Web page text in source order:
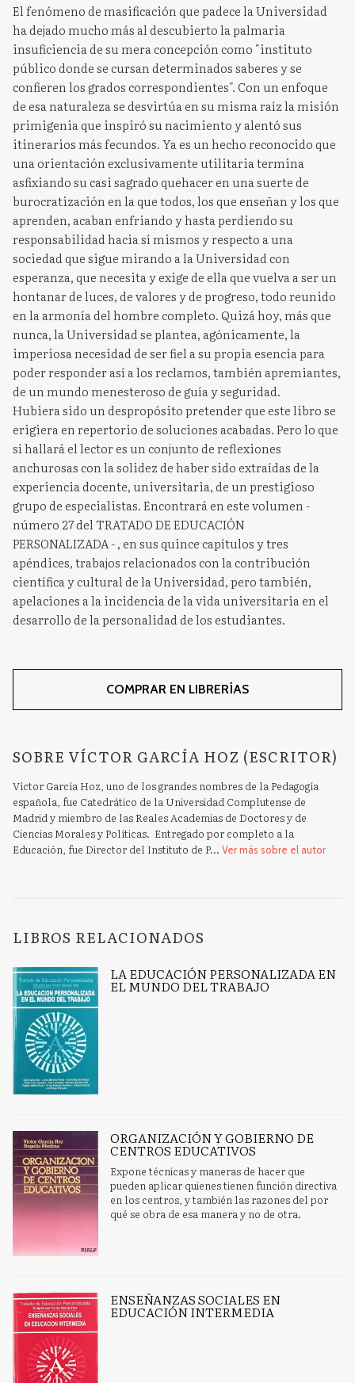
El fenómeno de masificación que padece la Universidad
ha dejado mucho más al descubierto la palmaria
insuficiencia de su mera concepción como "instituto
público donde se cursan determinados saberes y se
confieren los grados correspondientes". Con un enfoque
de esa naturaleza se desvirtúa en su misma raíz la misión
primigenia que inspiró su nacimiento y alentó sus
itinerarios más fecundos. Ya es un hecho reconocido que
una orientación exclusivamente utilitaria termina
asfixiando su casi sagrado quehacer en una suerte de
burocratización en la que todos, los que enseñan y los que
aprenden, acaban enfriando y hasta perdiendo su
responsabilidad hacia sí mismos y respecto a una
sociedad que sigue mirando a la Universidad con
esperanza, que necesita y exige de ella que vuelva a ser un
hontanar de luces, de valores y de progreso, todo reunido
en la armonía del hombre completo. Quizá hoy, más que
nunca, la Universidad se plantea, agónicamente, la
imperiosa necesidad de ser fiel a su propia esencia para
poder responder así a los reclamos, también apremiantes,
de un mundo menesteroso de guía y seguridad.
Hubiera sido un despropósito pretender que este libro se
erigiera en repertorio de soluciones acabadas. Pero lo que
sí hallará el lector es un conjunto de reflexiones
anchurosas con la solidez de haber sido extraídas de la
experiencia docente, universitaria, de un prestigioso
grupo de especialistas. Encontrará en este volumen -
número 27 del TRATADO DE EDUCACIÓN
PERSONALIZADA - , en sus quince capítulos y tres
apéndices, trabajos relacionados con la contribución
científica y cultural de la Universidad, pero también,
apelaciones a la incidencia de la vida universitaria en el
desarrollo de la personalidad de los estudiantes.
COMPRAR EN LIBRERÍAS
SOBRE VÍCTOR GARCÍA HOZ (ESCRITOR)
Víctor García Hoz, uno de los grandes nombres de la Pedagogía
española, fue Catedrático de la Universidad Complutense de
Madrid y miembro de las Reales Academias de Doctores y de
Ciencias Morales y Políticas. Entregado por completo a la
Educación, fue Director del Instituto de P... Ver más sobre el autor
LIBROS RELACIONADOS
LA EDUCACIÓN PERSONALIZADA EN
EL MUNDO DEL TRABAJO
ORGANIZACIÓN Y GOBIERNO DE
CENTROS EDUCATIVOS
Expone técnicas y maneras de hacer que
pueden aplicar quienes tienen función directiva
en los centros, y también las razones del por
qué se obra de esa manera y no de otra.
ENSEÑANZAS SOCIALES EN
EDUCACIÓN INTERMEDIA